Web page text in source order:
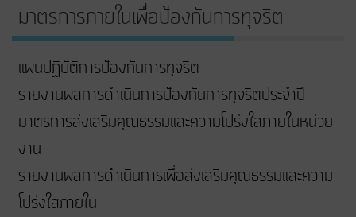
มาตรการภายในเพื่อป้องกันการทุจริต
แผนปฏิบัติการป้องกันการทุจริต
รายงานผลการดำเนินการป้องกันการทุจริตประจำปี
มาตรการส่งเสริมคุณธรรมและความโปร่งใสภายในหน่วย
งาน
รายงานผลการดำเนินการเพื่อส่งเสริมคุณธรรมและความ
โปร่งใสภายใน